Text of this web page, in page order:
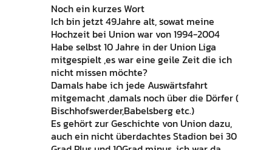
Noch ein kurzes Wort
Ich bin jetzt 49Jahre alt, sowat meine
Hochzeit bei Union war von 1994-2004
Habe selbst 10 Jahre in der Union Liga
mitgespielt ,es war eine geile Zeit die ich
nicht missen möchte?
Damals habe ich jede Auswärtsfahrt
mitgemacht ,damals noch über die Dörfer (
Bischhofswerder,Babelsberg etc.)
Es gehört zur Geschichte von Union dazu,
auch ein nicht überdachtes Stadion bei 30